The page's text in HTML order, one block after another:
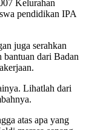
Kelurahan
pendidikan IPA
juga serahkan
bantuan dari Badan
Lihatlah dari
atas apa yang